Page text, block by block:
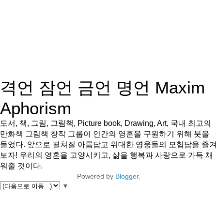
격언 잠언 금언 명언 Maxim
Aphorism
도서, 책, 그림, 그림책, Picture book, Drawing, Art, 국내 최고의
만화책 그림책 창작 그룹이 인간의 영혼을 구원하기 위해 붓을
들었다. 앞으로 펼쳐질 아름답고 위대한 영웅들의 모험담을 즐겨
보자! 우리의 영혼을 고양시키고, 삶을 행복과 사랑으로 가득 채
워줄 것이다.
Powered by Blogger.
▼